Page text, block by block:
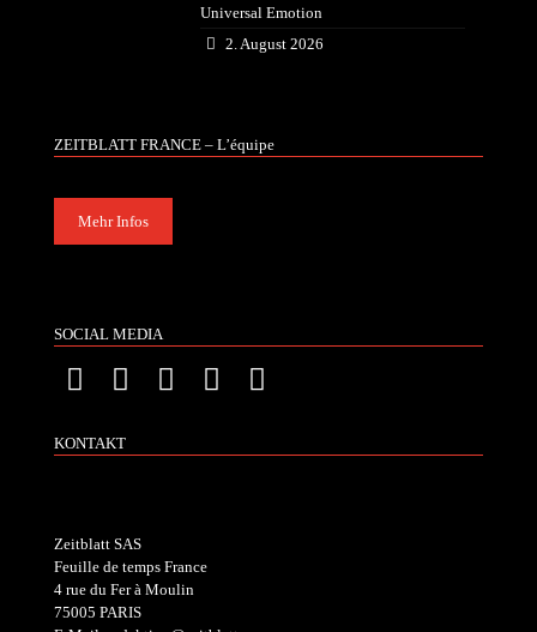
Universal Emotion
2. August 2026
ZEITBLATT FRANCE – L’équipe
Mehr Infos
SOCIAL MEDIA
KONTAKT
Zeitblatt SAS
Feuille de temps France
4 rue du Fer à Moulin
75005 PARIS